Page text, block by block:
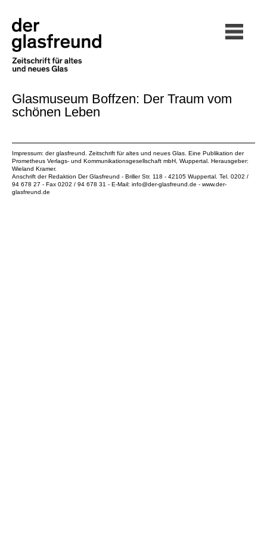
Glasmuseum Boffzen: Der Traum vom
schönen Leben
Impressum: der glasfreund. Zeitschrift für altes und neues Glas. Eine Publikation der
Prometheus Verlags- und Kommunikationsgesellschaft mbH , Wuppertal. Herausgeber:
Wieland Kramer.
Anschrift der Redaktion Der Glasfreund - Briller Str. 118 - 42105 Wuppertal. Tel. 0202 /
94 678 27 - Fax 0202 / 94 678 31 - E-Mail: info@der-glasfreund.de - www.der-
glasfreund.de